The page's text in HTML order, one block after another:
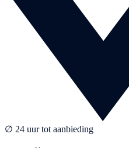
∅ 24 uur tot aanbieding